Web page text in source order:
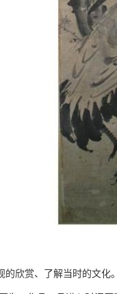
欣赏、了解当时的文化。